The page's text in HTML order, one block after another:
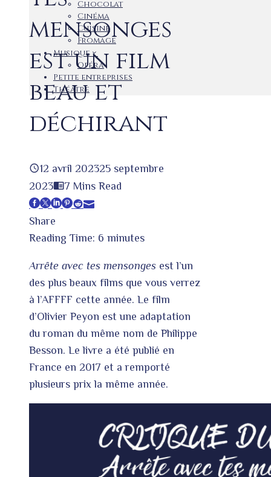
Chocolat
Cinéma
Cuisine
Fromage
Musique
Opéra
Petite entreprises
Théâtre
mensonges
est un film
beau et
déchirant
12 avril 202325 septembre
2023
7 Mins Read
Facebook
Twitter
LinkedIn
Pinterest
Stumbleupon
Email
Share
Reading Time: 6 minutes
Arrête avec tes mensonges est l’un
des plus beaux films que vous verrez
à l’AFFFF cette année. Le film
d’Olivier Peyon est une adaptation
du roman du même nom de Philippe
Besson. Le livre a été publié en
France en 2017 et a remporté
plusieurs prix la même année.